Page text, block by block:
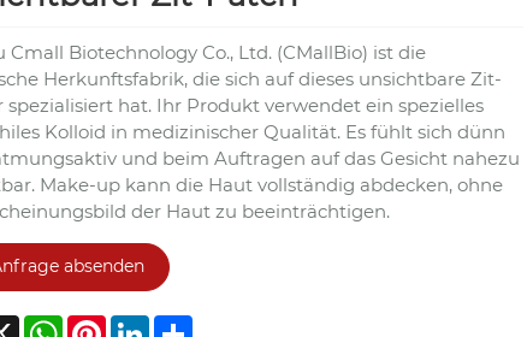
Cmall Biotechnology Co., Ltd. (CMallBio) ist die
Herkunftsfabrik, die sich auf dieses unsichtbare Zit-
spezialisiert hat. Ihr Produkt verwendet ein spezielles
Kolloid in medizinischer Qualität. Es fühlt sich dünn
und beim Auftragen auf das Gesicht nahezu
Make-up kann die Haut vollständig abdecken, ohne
der Haut zu beeinträchtigen.
absenden
X WhatsApp
PinterestLinkedIn
Share